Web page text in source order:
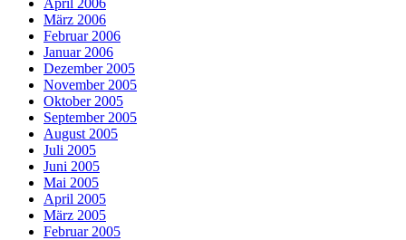
März 2006
Februar 2006
Januar 2006
Dezember 2005
November 2005
Oktober 2005
September 2005
August 2005
Juli 2005
Juni 2005
Mai 2005
April 2005
März 2005
Februar 2005